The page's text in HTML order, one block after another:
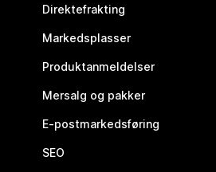
Direktefrakting
Markedsplasser
Produktanmeldelser
Mersalg og pakker
E-postmarkedsføring
SEO